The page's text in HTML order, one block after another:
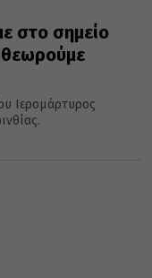
στο σημείο
θεωρούμε
Ιερομάρτυρος